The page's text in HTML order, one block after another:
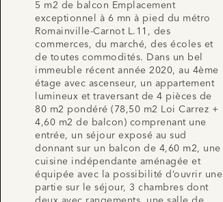
5 m2 de balcon Emplacement
exceptionnel à 6 mn à pied du métro
Romainville-Carnot L.11, des
commerces, du marché, des écoles et
de toutes commodités. Dans un bel
immeuble récent année 2020, au 4ème
étage avec ascenseur, un appartement
lumineux et traversant de 4 pièces de
80 m2 pondéré (78,50 m2 Loi Carrez +
4,60 m2 de balcon) comprenant une
entrée, un séjour exposé au sud
donnant sur un balcon de 4,60 m2, une
cuisine indépendante aménagée et
équipée avec la possibilité d’ouvrir une
partie sur le séjour, 3 chambres dont